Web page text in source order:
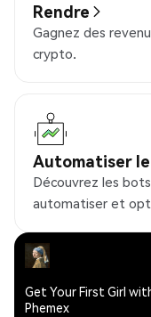
Rendre
Gagnez des
crypto.
Automatiser
Découvrez les
automatiser et
Get Your First Girl
Phemex